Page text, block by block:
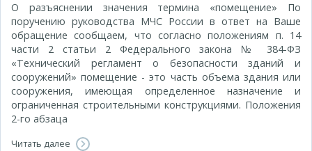
О разъяснении значения термина «помещение» По
поручению руководства МЧС России в ответ на Ваше
обращение сообщаем, что согласно положениям п. 14
части 2 статьи 2 Федерального закона № 384-ФЗ
«Технический регламент о безопасности зданий и
сооружений» помещение - это часть объема здания или
сооружения, имеющая определенное назначение и
ограниченная строительными конструкциями. Положения
2-го абзаца
Читать далее